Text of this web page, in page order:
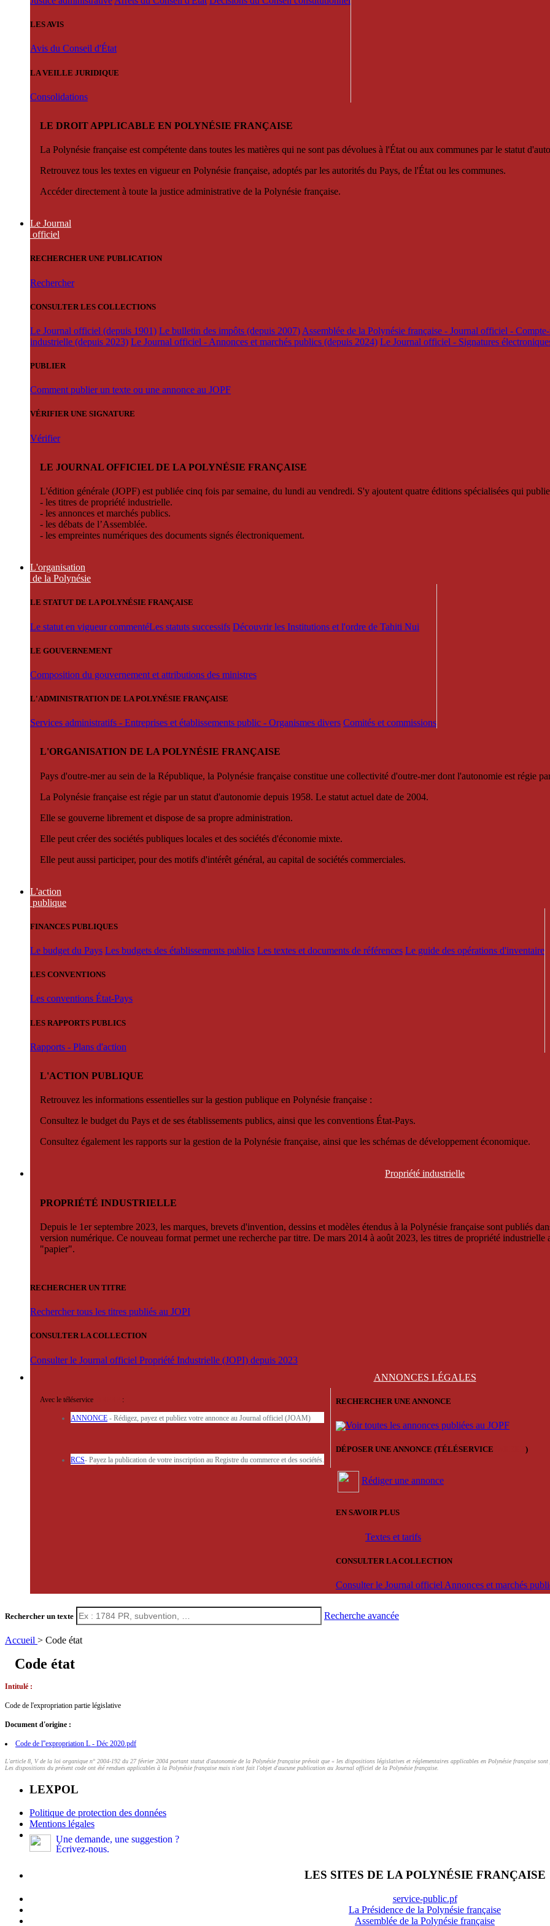
LES AVIS
Avis du Conseil d'État
LA VEILLE JURIDIQUE
Consolidations
LE DROIT APPLICABLE EN POLYNÉSIE FRANÇAISE
La Polynésie française est compétente dans toutes les matières qui ne sont pas dévolues à l'État ou aux communes par le statut
Retrouvez tous les textes en vigueur en Polynésie française, adoptés par les autorités du Pays, de l'État ou les communes.
Accéder directement à toute la justice administrative de la Polynésie française.
Le Journal
officiel
RECHERCHER UNE PUBLICATION
Rechercher
CONSULTER LES COLLECTIONS
Le Journal officiel (depuis 1901) Le bulletin des impôts (depuis 2007) Assemblée de la Polynésie française - Journal officiel -
industrielle (depuis 2023) Le Journal officiel - Annonces et marchés publics (depuis 2024) Le Journal officiel - Signatures
PUBLIER
Comment publier un texte ou une annonce au JOPF
VÉRIFIER UNE SIGNATURE
Vérifier
LE JOURNAL OFFICIEL DE LA POLYNÉSIE FRANÇAISE
L'édition générale (JOPF) est publiée cinq fois par semaine, du lundi au vendredi. S'y ajoutent quatre éditions spécialisées qui
- les titres de propriété industrielle.
- les annonces et marchés publics.
- les débats de l’Assemblée.
- les empreintes numériques des documents signés électroniquement.
L'organisation
de la Polynésie
LE STATUT DE LA POLYNÉSIE FRANÇAISE
Le statut en vigueur commentéLes statuts successifs Découvrir les Institutions et l'ordre de Tahiti Nui
LE GOUVERNEMENT
Composition du gouvernement et attributions des ministres
L'ADMINISTRATION DE LA POLYNÉSIE FRANÇAISE
Services administratifs - Entreprises et établissements public - Organismes divers Comités et commissions
L'ORGANISATION DE LA POLYNÉSIE FRANÇAISE
Pays d'outre-mer au sein de la République, la Polynésie française constitue une collectivité d'outre-mer dont l'autonomie est régie
La Polynésie française est régie par un statut d'autonomie depuis 1958. Le statut actuel date de 2004.
Elle se gouverne librement et dispose de sa propre administration.
Elle peut créer des sociétés publiques locales et des sociétés d'économie mixte.
Elle peut aussi participer, pour des motifs d'intérêt général, au capital de sociétés commerciales.
L'action
publique
FINANCES PUBLIQUES
Le budget du Pays Les budgets des établissements publics Les textes et documents de références Le guide des opérations d'inventaire
LES CONVENTIONS
Les conventions État-Pays
LES RAPPORTS PUBLICS
Rapports - Plans d'action
L'ACTION PUBLIQUE
Retrouvez les informations essentielles sur la gestion publique en Polynésie française :
Consultez le budget du Pays et de ses établissements publics, ainsi que les conventions État-Pays.
Consultez également les rapports sur la gestion de la Polynésie française, ainsi que les schémas de développement économique.
Propriété industrielle
PROPRIÉTÉ INDUSTRIELLE
Depuis le 1er septembre 2023, les marques, brevets d'invention, dessins et modèles étendus à la Polynésie française sont publiés
version numérique. Ce nouveau format permet une recherche par titre. De mars 2014 à août 2023, les titres de propriété
"papier".
RECHERCHER UN TITRE
Rechercher tous les titres publiés au JOPI
CONSULTER LA COLLECTION
Consulter le Journal officiel Propriété Industrielle (JOPI) depuis 2023
ANNONCES LÉGALES
Avec le téléservice :
ANNONCE - Rédigez, payez et publiez votre annonce au Journal officiel (JOAM)
RCS- Payez la publication de votre inscription au Registre du commerce et des sociétés.
RECHERCHER UNE ANNONCE
Voir toutes les annonces publiées au JOPF
DÉPOSER UNE ANNONCE (TÉLÉSERVICE )
Rédiger une annonce
EN SAVOIR PLUS
Textes et tarifs
CONSULTER LA COLLECTION
Consulter le Journal officiel Annonces et marchés
Rechercher un texte Recherche avancée
Accueil > Code état
Code état
Intitulé :
Code de l'expropriation partie législative
Document d'origine :
Code de l''expropriation L - Déc 2020.pdf
L'article 8, V de la loi organique n° 2004-192 du 27 février 2004 portant statut d'autonomie de la Polynésie française prévoit que « les dispositions législatives et réglementaires applicables en Polynésie française
Les dispositions du présent code ont été rendues applicables à la Polynésie française mais n'ont fait l'objet d'aucune publication au Journal officiel de la Polynésie française.
LEXPOL
Politique de protection des données
Mentions légales
Une demande, une suggestion ?
Écrivez-nous.
LES SITES DE LA POLYNÉSIE FRANÇAISE
service-public.pf
La Présidence de la Polynésie française
Assemblée de la Polynésie française